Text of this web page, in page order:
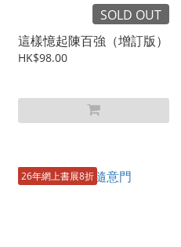
SOLD OUT
這樣憶起陳百強（增訂版）
HK$98.00
26年網上書展8折